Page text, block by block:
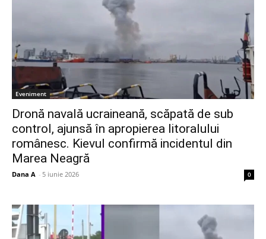
Eveniment
Dronă navală ucraineană, scăpată de sub
control, ajunsă în apropierea litoralului
românesc. Kievul confirmă incidentul din
Marea Neagră
Dana A - 5 iunie 2026 0